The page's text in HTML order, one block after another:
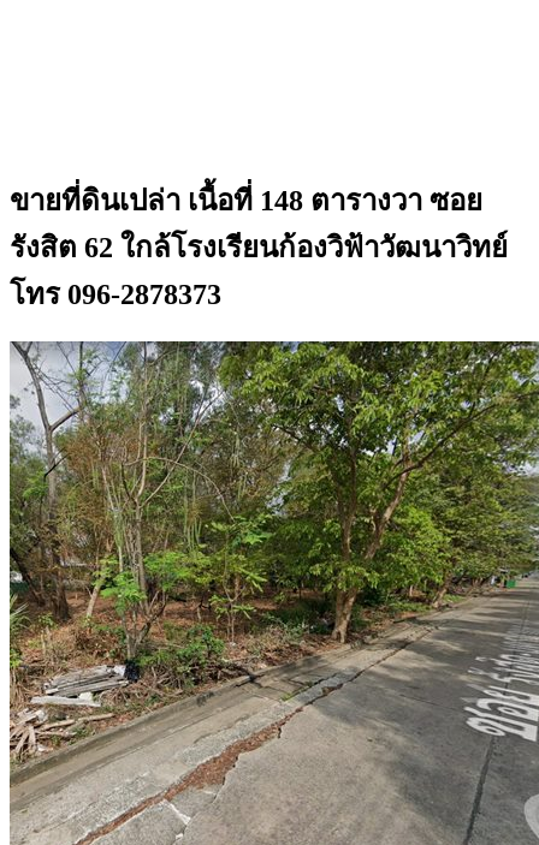
ขายที่ดินเปล่า เนื้อที่ 148 ตารางวา ซอย
รังสิต 62 ใกล้โรงเรียนก้องวิฟ้าวัฒนาวิทย์
โทร 096-2878373